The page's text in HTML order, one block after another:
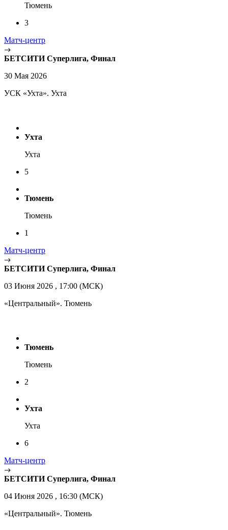
Тюмень
3
Матч-центр
БЕТСИТИ Суперлига, Финал
30 Мая 2026
УСК «Ухта». Ухта
Ухта
Ухта
5
Тюмень
Тюмень
1
Матч-центр
БЕТСИТИ Суперлига, Финал
03 Июня 2026 , 17:00 (МСК)
«Центральный». Тюмень
Тюмень
Тюмень
2
Ухта
Ухта
6
Матч-центр
БЕТСИТИ Суперлига, Финал
04 Июня 2026 , 16:30 (МСК)
«Центральный». Тюмень